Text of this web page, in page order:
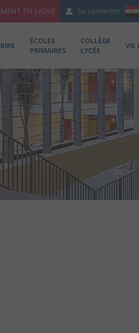
EN LIGNE Se connecter
ÉCOLES
PRIMAIRES
COLLÈGE
LYCÉE
VIE